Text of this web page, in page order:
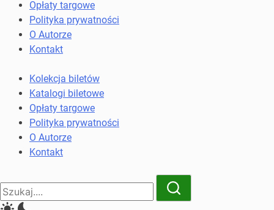
komunikacji
miejskiej
kolejowych
Opłaty targowe
Polityka prywatności
O Autorze
Kontakt
Kolekcja biletów
Katalogi biletowe
Opłaty targowe
Polityka prywatności
O Autorze
Kontakt
Close
Search
Search